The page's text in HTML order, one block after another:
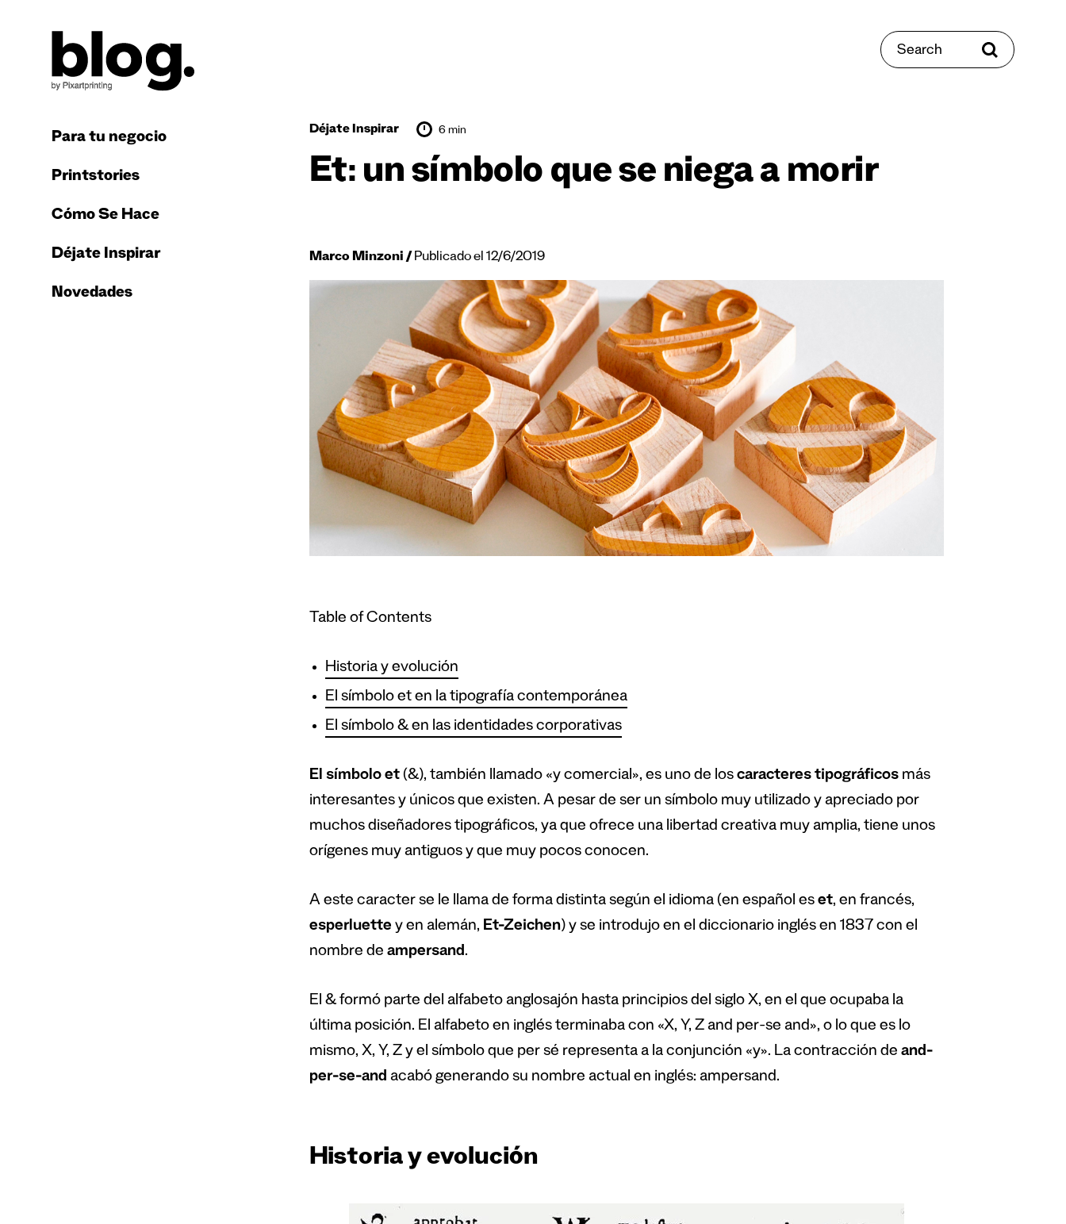
Para tu negocio
Printstories
Cómo Se Hace
Déjate Inspirar
Novedades
Search
Déjate Inspirar 6 min
Et: un símbolo que se niega a morir
Marco Minzoni Publicado el 12/6/2019
Table of Contents
Historia y evolución
El símbolo et en la tipografía contemporánea
El símbolo & en las identidades corporativas
El símbolo et(&), también llamado «y comercial», es uno de loscaracteres tipográficosmás
interesantes y únicos que existen. A pesar de ser un símbolo muy utilizado y apreciado por
muchos diseñadores tipográficos, ya que ofrece una libertad creativa muy amplia, tiene unos
orígenes muy antiguos y que muy pocos conocen.
A este caracter se le llama de forma distinta según el idioma (en español eset, en francés,
esperluette y en alemán, Et-Zeichen) y se introdujo en el diccionario inglés en 1837 con el
nombre de ampersand.
El & formó parte del alfabeto anglosajón hasta principios del siglo X, en el que ocupaba la
última posición. El alfabeto en inglés terminaba con «X, Y, Z and per-se and», o lo que es lo
mismo, X, Y, Z y el símbolo que per sé representa a la conjunción «y». La contracción de and-
per-se-and acabó generando su nombre actual en inglés: ampersand.
Historia y evolución